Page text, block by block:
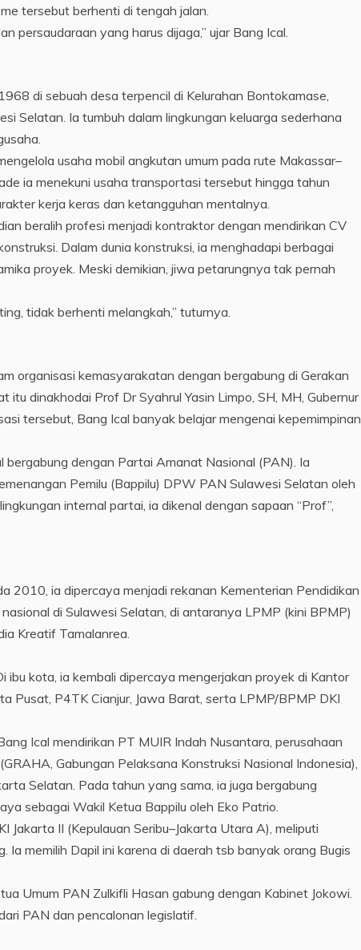
tersebut berhenti di tengah jalan.
persaudaraan yang harus dijaga,” ujar Bang Ical.
di sebuah desa terpencil di Kelurahan Bontokamase,
Selatan. Ia tumbuh dalam lingkungan keluarga sederhana
usaha mobil angkutan umum pada rute Makassar–
ia menekuni usaha transportasi tersebut hingga tahun
kerja keras dan ketangguhan mentalnya.
beralih profesi menjadi kontraktor dengan mendirikan CV
Dalam dunia konstruksi, ia menghadapi berbagai
proyek. Meski demikian, jiwa petarungnya tak pernah
tidak berhenti melangkah,” tuturnya.
organisasi kemasyarakatan dengan bergabung di Gerakan
dinakhodai Prof Dr Syahrul Yasin Limpo, SH, MH, Gubernur
tersebut, Bang Ical banyak belajar mengenai kepemimpinan
dengan Partai Amanat Nasional (PAN). Ia
Pemilu (Bappilu) DPW PAN Sulawesi Selatan oleh
internal partai, ia dikenal dengan sapaan “Prof”,
2010, ia dipercaya menjadi rekanan Kementerian Pendidikan
di Sulawesi Selatan, di antaranya LPMP (kini BPMP)
Kreatif Tamalanrea.
ibu kota, ia kembali dipercaya mengerjakan proyek di Kantor
Pusat, P4TK Cianjur, Jawa Barat, serta LPMP/BPMP DKI
Ical mendirikan PT MUIR Indah Nusantara, perusahaan
Gabungan Pelaksana Konstruksi Nasional Indonesia),
Selatan. Pada tahun yang sama, ia juga bergabung
sebagai Wakil Ketua Bappilu oleh Eko Patrio.
II (Kepulauan Seribu–Jakarta Utara A), meliputi
Ia memilih Dapil ini karena di daerah tsb banyak orang Bugis
Umum PAN Zulkifli Hasan gabung dengan Kabinet Jokowi.
PAN dan pencalonan legislatif.